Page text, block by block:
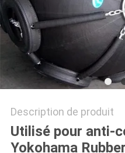
PRIVACY
POLICY
Description de produit
Utilisé pour anti-
Yokohama